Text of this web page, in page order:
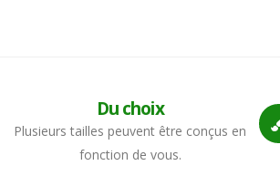
Du choix
Plusieurs tailles peuvent être conçus en
fonction de vous.